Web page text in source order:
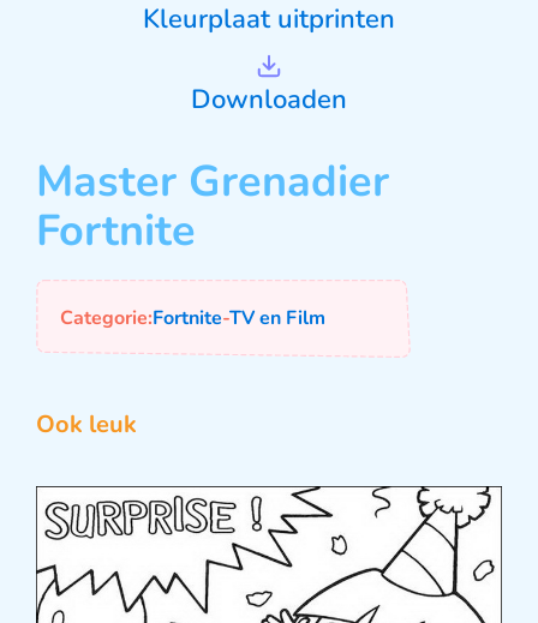
Kleurplaat uitprinten
Downloaden
Master Grenadier
Fortnite
Categorie:Fortnite-TV en Film
Ook leuk